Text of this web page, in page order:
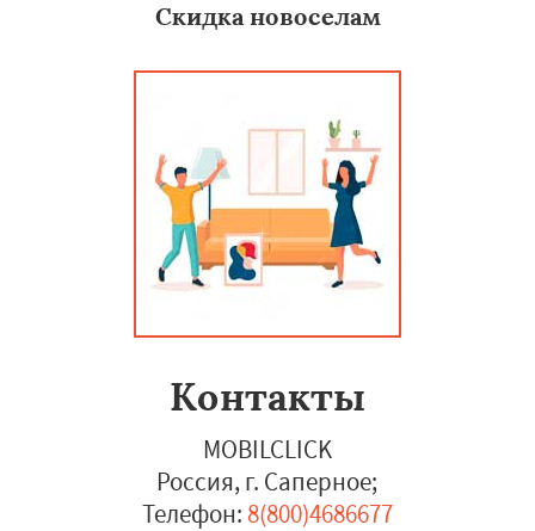
Скидка новоселам
Контакты
MOBILCLICK
Россия, г. Саперное;
Телефон: 8(800)4686677